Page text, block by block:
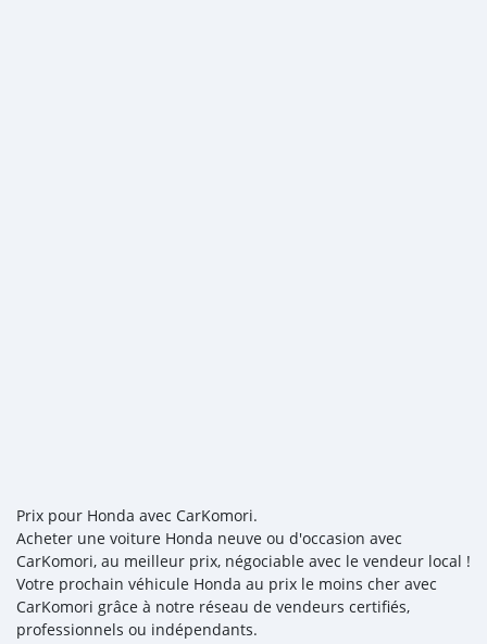
Prix pour Honda avec CarKomori.
Acheter une voiture Honda neuve ou d'occasion avec
CarKomori, au meilleur prix, négociable avec le vendeur local !
Votre prochain véhicule Honda au prix le moins cher avec
CarKomori grâce à notre réseau de vendeurs certifiés,
professionnels ou indépendants.